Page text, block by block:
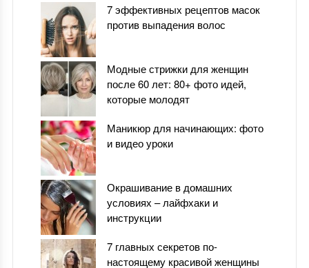
7 эффективных рецептов масок
против выпадения волос
Модные стрижки для женщин
после 60 лет: 80+ фото идей,
которые молодят
Маникюр для начинающих: фото
и видео уроки
Окрашивание в домашних
условиях – лайфхаки и
инструкции
7 главных секретов по-
настоящему красивой женщины